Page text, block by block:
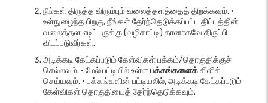
நீங்கள் திருத்த விரும்பும் வலைத்தளத்தைத் திறக்கவும். •
உள்நுழைந்த பிறகு, நீங்கள் தேர்ந்தெடுக்கப்பட்ட திட்டத்தின்
வலைத்தள எடிட்டருக்கு (வழிகாட்டி) தானாகவே திருப்பி
விடப்படுவீர்கள்.
அடிக்கடி கேட்கப்படும் கேள்விகள் பக்கம்/தொகுதிக்குச்
செல்லவும். • மேல் பட்டியில் உள்ளபக்கங்களைக்கிளிக்
செய்யவும். • பக்கங்களின் பட்டியலில், அடிக்கடி கேட்கப்படும்
கேள்விகள் தொகுதியைத் தேர்ந்தெடுக்கவும்.